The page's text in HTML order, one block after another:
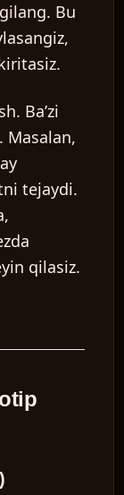
Bu
Ba’zi
Masalan,
tejaydi.
qilasiz.